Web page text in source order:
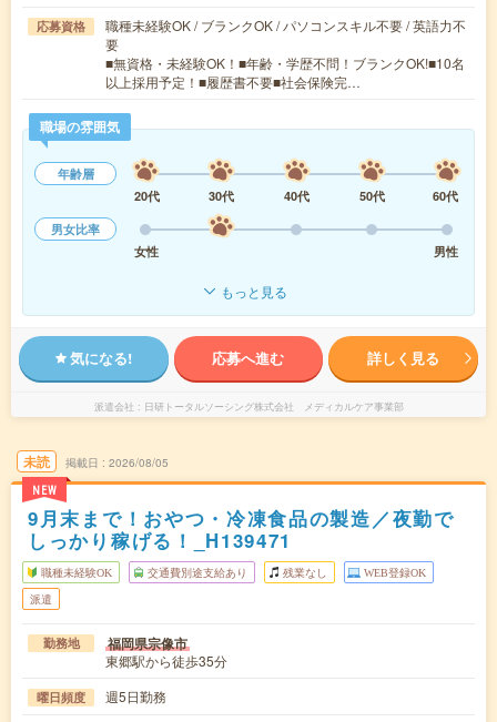
応募資格
職種未経験OK / ブランクOK / パソコンスキル不要 / 英語力不
要
■無資格・未経験OK！■年齢・学歴不問！ブランクOK!■10名
以上採用予定！■履歴書不要■社会保険完…
職場の雰囲気
年齢層
20代
30代 40代 50代
60代
男女比率
女性
男性
もっと見る
気になる! 応募へ進む 詳しく見る
派遣会社 日研トータルソーシング株式会社 メディカルケア事業部
未読
NEW
掲載日 2026/08/05
9月末まで！おやつ・冷凍食品の製造／夜勤で
しっかり稼げる！_H139471
職種未経験OK 交通費別途支給あり 残業なし WEB登録OK
派遣
勤務地 福岡県宗像市
東郷駅から徒歩35分
曜日頻度 週5日勤務